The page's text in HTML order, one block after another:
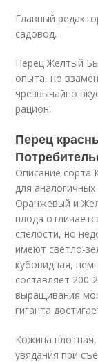
Главный
садовод.
Перец Желтый
опыта, но
чрезвычайно
рацион.
Перец
Описание сорта
для
Оранжевый и
плода
спелости, но
имеют светло-
кубовидная,
составляет 200-
выращивания
гиганта
Кожица
увядания при